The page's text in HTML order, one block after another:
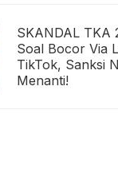
SKANDAL TKA
Soal Bocor Via
TikTok, Sanksi
Menanti!